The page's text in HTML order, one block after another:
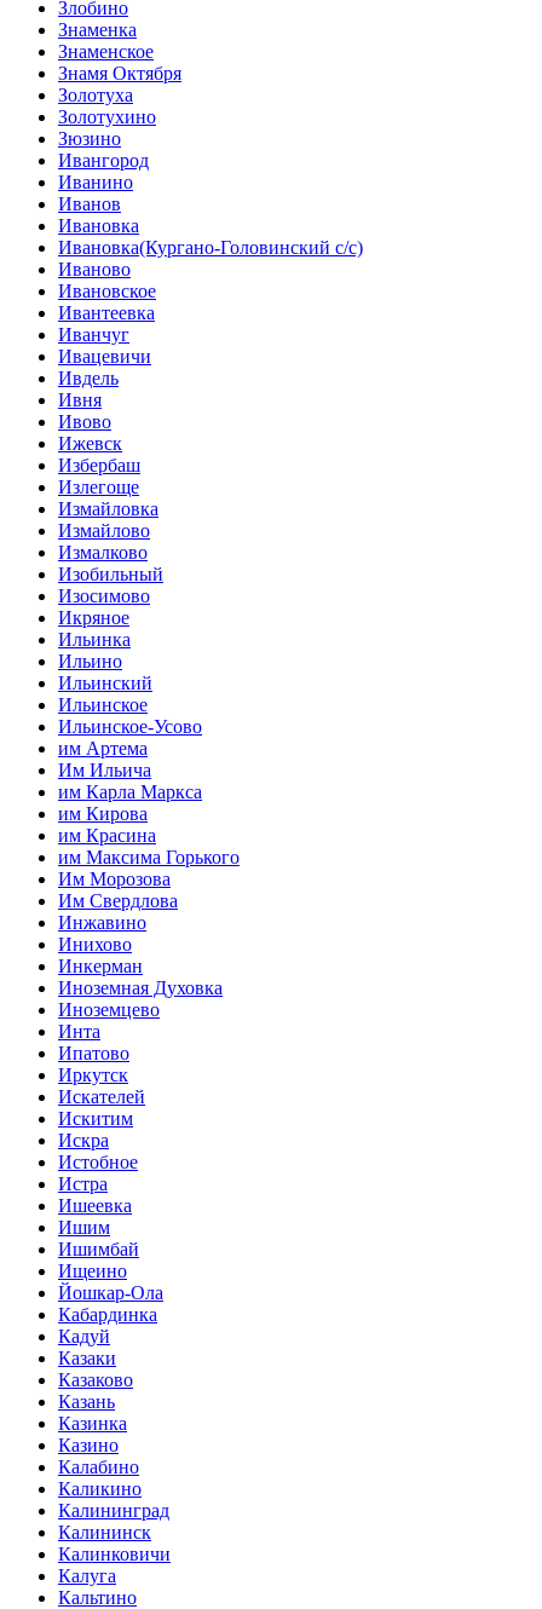
Злобино
Знаменка
Знаменское
Знамя Октября
Золотуха
Золотухино
Зюзино
Ивангород
Иванино
Иванов
Ивановка
Ивановка(Кургано-Головинский с/с)
Иваново
Ивановское
Ивантеевка
Иванчуг
Ивацевичи
Ивдель
Ивня
Ивово
Ижевск
Избербаш
Излегоще
Измайловка
Измайлово
Измалково
Изобильный
Изосимово
Икряное
Ильинка
Ильино
Ильинский
Ильинское
Ильинское-Усово
им Артема
Им Ильича
им Карла Маркса
им Кирова
им Красина
им Максима Горького
Им Морозова
Им Свердлова
Инжавино
Инихово
Инкерман
Иноземная Духовка
Иноземцево
Инта
Ипатово
Иркутск
Искателей
Искитим
Искра
Истобное
Истра
Ишеевка
Ишим
Ишимбай
Ищеино
Йошкар-Ола
Кабардинка
Кадуй
Казаки
Казаково
Казань
Казинка
Казино
Калабино
Каликино
Калининград
Калининск
Калинковичи
Калуга
Кальтино